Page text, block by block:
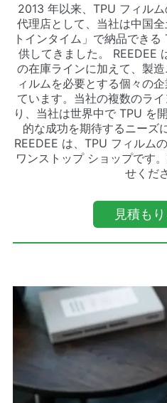
2013 年以来、TPU フィル
代理店として、当社は中国
トインタイム」で納品でき
供してきました。 REEDEE
の在庫ラインに加えて、製
ィルムを必要とする個々の
ています。当社の複数のラ
り、当社は世界中で TPU を
的な成功を期待するニーズ
REEDEE は、TPU フィルム
ワンストップ ショップです
せくだ
見積も